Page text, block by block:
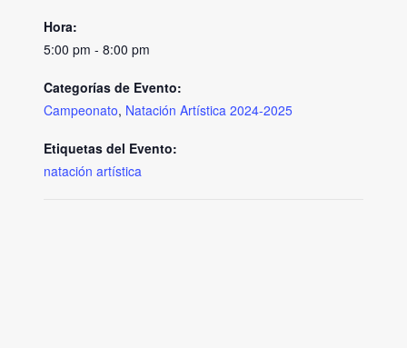
Hora:
5:00 pm - 8:00 pm
Categorías de Evento:
Campeonato, Natación Artística 2024-2025
Etiquetas del Evento:
natación artística